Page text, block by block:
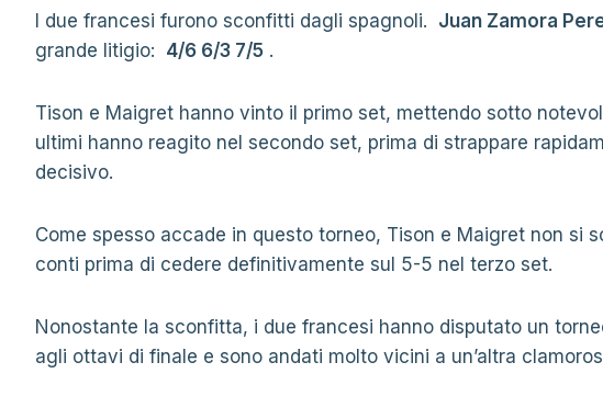
I due francesi furono sconfitti dagli spagnoli. Juan Zamora
grande litigio: 4/6 6/3 7/5 .
Tison e Maigret hanno vinto il primo set, mettendo sotto
ultimi hanno reagito nel secondo set, prima di strappare
decisivo.
Come spesso accade in questo torneo, Tison e Maigret non si
conti prima di cedere definitivamente sul 5-5 nel terzo set.
Nonostante la sconfitta, i due francesi hanno disputato un
agli ottavi di finale e sono andati molto vicini a un’altra